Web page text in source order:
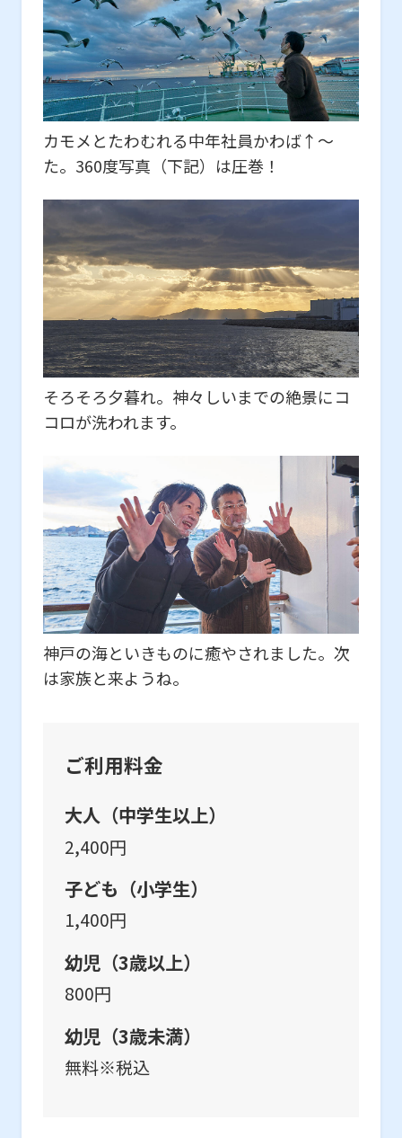
カモメとたわむれる中年社員かわば↑～
た。360度写真（下記）は圧巻！
そろそろ夕暮れ。神々しいまでの絶景にコ
コロが洗われます。
神戸の海といきものに癒やされました。次
は家族と来ようね。
ご利用料金
大人（中学生以上）
2,400円
子ども（小学生）
1,400円
幼児（3歳以上）
800円
幼児（3歳未満）
無料※税込